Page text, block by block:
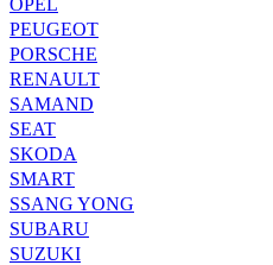
PEUGEOT
PORSCHE
RENAULT
SAMAND
SEAT
SKODA
SMART
SSANG YONG
SUBARU
SUZUKI